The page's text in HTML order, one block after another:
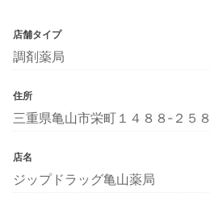
店舗タイプ
調剤薬局
住所
三重県亀山市栄町１４８８‐２５８
店名
ジップドラッグ亀山薬局